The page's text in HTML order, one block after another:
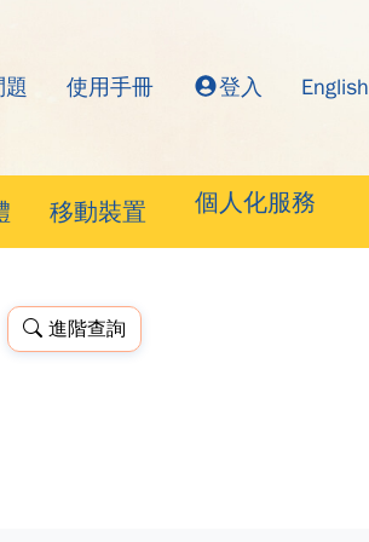
統使用手冊 登入 English
移動裝置 個人化服務
進階查詢